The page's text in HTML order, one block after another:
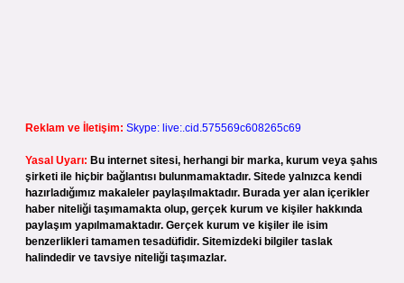
Reklam ve İletişim: Skype: live:.cid.575569c608265c69
Yasal Uyarı: Bu internet sitesi, herhangi bir marka, kurum veya şahıs
şirketi ile hiçbir bağlantısı bulunmamaktadır. Sitede yalnızca kendi
hazırladığımız makaleler paylaşılmaktadır. Burada yer alan içerikler
haber niteliği taşımamakta olup, gerçek kurum ve kişiler hakkında
paylaşım yapılmamaktadır. Gerçek kurum ve kişiler ile isim
benzerlikleri tamamen tesadüfidir. Sitemizdeki bilgiler taslak
halindedir ve tavsiye niteliği taşımazlar.